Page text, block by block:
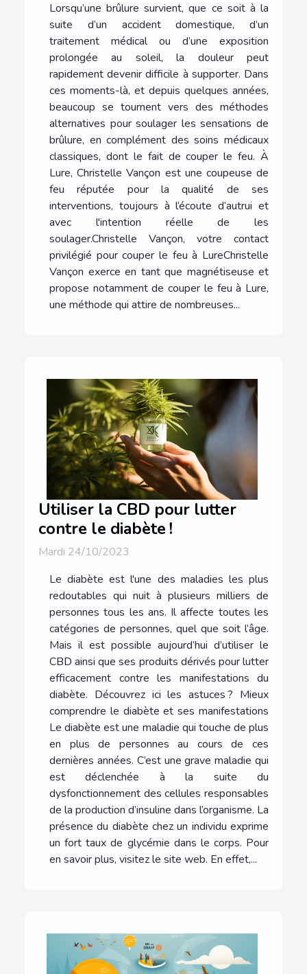
Lorsqu’une brûlure survient, que ce soit à la
suite d’un accident domestique, d’un
traitement médical ou d’une exposition
prolongée au soleil, la douleur peut
rapidement devenir difficile à supporter. Dans
ces moments-là, et depuis quelques années,
beaucoup se tournent vers des méthodes
alternatives pour soulager les sensations de
brûlure, en complément des soins médicaux
classiques, dont le fait de couper le feu. À
Lure, Christelle Vançon est une coupeuse de
feu réputée pour la qualité de ses
interventions, toujours à l’écoute d’autrui et
avec l'intention réelle de les
soulager.Christelle Vançon, votre contact
privilégié pour couper le feu à LureChristelle
Vançon exerce en tant que magnétiseuse et
propose notamment de couper le feu à Lure,
une méthode qui attire de nombreuses...
Utiliser la CBD pour lutter
contre le diabète !
Mardi 24/10/2023
Le diabète est l'une des maladies les plus
redoutables qui nuit à plusieurs milliers de
personnes tous les ans. Il affecte toutes les
catégories de personnes, quel que soit l’âge.
Mais il est possible aujourd’hui d’utiliser le
CBD ainsi que ses produits dérivés pour lutter
efficacement contre les manifestations du
diabète. Découvrez ici les astuces ? Mieux
comprendre le diabète et ses manifestations
Le diabète est une maladie qui touche de plus
en plus de personnes au cours de ces
dernières années. C’est une grave maladie qui
est déclenchée à la suite du
dysfonctionnement des cellules responsables
de la production d’insuline dans l’organisme. La
présence du diabète chez un individu exprime
un fort taux de glycémie dans le corps. Pour
en savoir plus, visitez le site web. En effet,...